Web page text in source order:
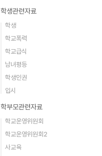
학생관련자료
학생
학교폭력
학교급식
남녀평등
학생인권
입시
학부모관련자료
학교운영위원회
학교운영위원회2
사교육